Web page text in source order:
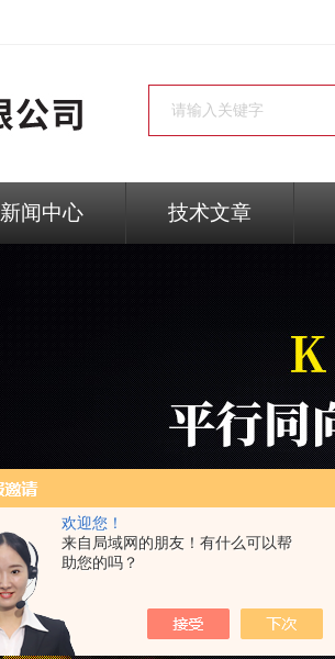
欢迎您！
来自局域网的朋友！有什么可以帮
助您的吗？
新闻中心 技术文章